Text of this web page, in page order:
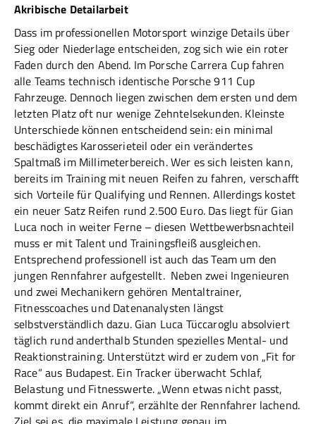
Akribische Detailarbeit
Dass im professionellen Motorsport winzige Details über
Sieg oder Niederlage entscheiden, zog sich wie ein roter
Faden durch den Abend. Im Porsche Carrera Cup fahren
alle Teams technisch identische Porsche 911 Cup
Fahrzeuge. Dennoch liegen zwischen dem ersten und dem
letzten Platz oft nur wenige Zehntelsekunden. Kleinste
Unterschiede können entscheidend sein: ein minimal
beschädigtes Karosserieteil oder ein verändertes
Spaltmaß im Millimeterbereich. Wer es sich leisten kann,
bereits im Training mit neuen Reifen zu fahren, verschafft
sich Vorteile für Qualifying und Rennen. Allerdings kostet
ein neuer Satz Reifen rund 2.500 Euro. Das liegt für Gian
Luca noch in weiter Ferne – diesen Wettbewerbsnachteil
muss er mit Talent und Trainingsfleiß ausgleichen.
Entsprechend professionell ist auch das Team um den
jungen Rennfahrer aufgestellt. Neben zwei Ingenieuren
und zwei Mechanikern gehören Mentaltrainer,
Fitnesscoaches und Datenanalysten längst
selbstverständlich dazu. Gian Luca Tüccaroglu absolviert
täglich rund anderthalb Stunden spezielles Mental- und
Reaktionstraining. Unterstützt wird er zudem von „Fit for
Race“ aus Budapest. Ein Tracker überwacht Schlaf,
Belastung und Fitnesswerte. „Wenn etwas nicht passt,
kommt direkt ein Anruf“, erzählte der Rennfahrer lachend.